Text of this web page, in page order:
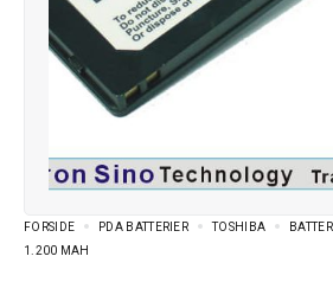
FORSIDE PDA BATTERIER TOSHIBA
1.200 MAH